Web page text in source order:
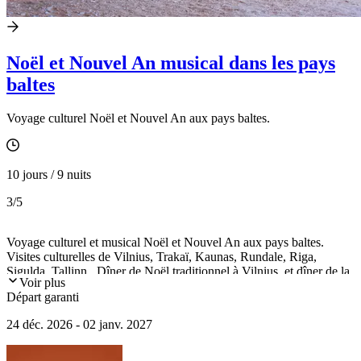
Noël et Nouvel An musical dans les pays
baltes
Voyage culturel Noël et Nouvel An aux pays baltes.
10 jours / 9 nuits
3/5
Voyage culturel et musical Noël et Nouvel An aux pays baltes.
Visites culturelles de Vilnius, Trakaï, Kaunas, Rundale, Riga,
Sigulda, Tallinn...Dîner de Noël traditionnel à Vilnius, et dîner de la
Saint-Sylvestre à Tallinn, deux concerts dans les plus belles salles.
Voir plus
Départ garanti
24 déc. 2026 - 02 janv. 2027